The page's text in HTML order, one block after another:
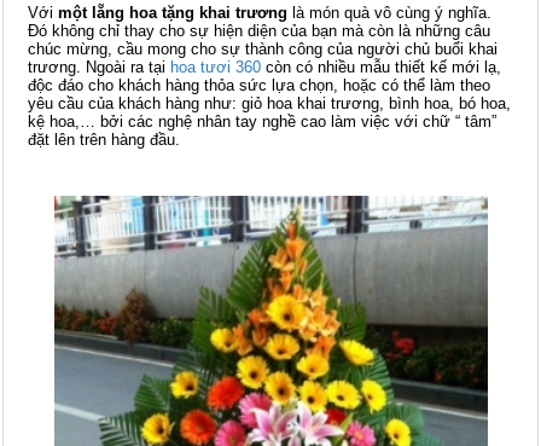
Với một lẵng hoa tặng khai trương là món quà vô cùng ý nghĩa.
Đó không chỉ thay cho sự hiện diện của bạn mà còn là những câu
chúc mừng, cầu mong cho sự thành công của người chủ buổi khai
trương. Ngoài ra tại hoa tươi 360 còn có nhiều mẫu thiết kế mới lạ,
độc đáo cho khách hàng thỏa sức lựa chọn, hoặc có thể làm theo
yêu cầu của khách hàng như: giỏ hoa khai trương, bình hoa, bó hoa,
kệ hoa,… bởi các nghệ nhân tay nghề cao làm việc với chữ “ tâm”
đặt lên trên hàng đầu.